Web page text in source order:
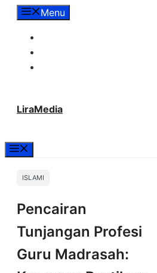
LangsungMenu
LiraMedia
ISLAMI
Pencairan
Tunjangan Profesi
Guru Madrasah: